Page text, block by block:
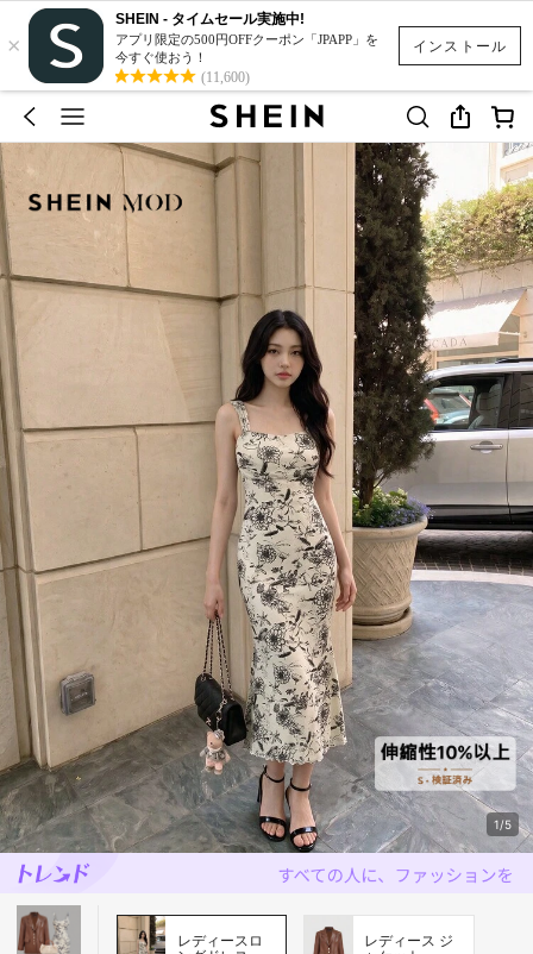
インストール
×
SHEIN - タイムセール実施中!
アプリ限定の500円OFFクーポン「JPAPP」を
今すぐ使おう！
(11,600)
1/5
レディースロ
レディース ジ